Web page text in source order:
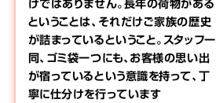
ということは、それだけご家族の歴史
が詰まっているということ。スタッフ一
同、ゴミ袋一つにも、お客様の思い出
が宿っているという意識を持って、丁
寧に仕分けを行っています